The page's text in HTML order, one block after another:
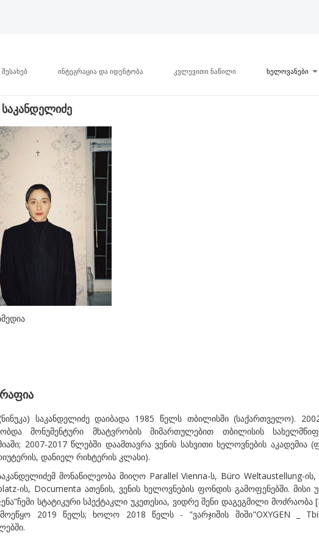
ინტეგრაცია და იდენტობა კვლევითი ნაწილი ხელოვანები
საკანდელიძე დაიბადა 1985 წელს თბილისში (საქართველო).
მონუმენტური მხატვრობის მიმართულებით თბილისის
2007-2017 წლებში დაამთავრა ვენის სახვითი ხელოვნების აკადემია
დანიელ რიხტერის კლასი).
მონაწილეობა მიიღო Parallel Vienna-ს, Büro Weltaustellung-
ის, Documenta ათენის, ვენის ხელოვნების ფონდის გამოფენებში.
სტატიკური სპექტაკლი უკეთესია, ვიდრე შენი დაგეგმილი მოძრაობა
მოეწყო 2019 წელს; ხოლო 2018 წელს - "ვარჯიშის შიში"OXYGEN _